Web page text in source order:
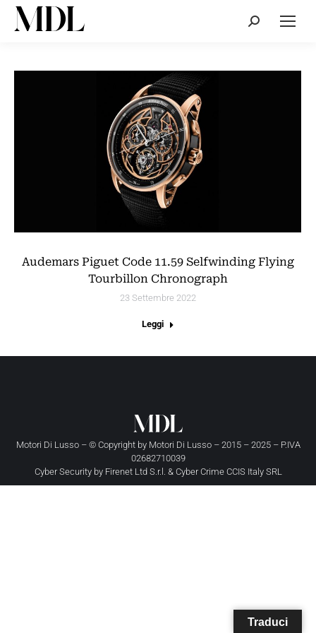
Cerca:
Audemars Piguet Code 11.59 Selfwinding Flying
Tourbillon Chronograph
23 Settembre 2022
Leggi
Motori Di Lusso – © Copyright by Motori Di Lusso– 2015 – 2025 – P.IVA
02682710039
Cyber Security by Firenet Ltd S.r.l. & Cyber Crime CCIS Italy SRL
Traduci